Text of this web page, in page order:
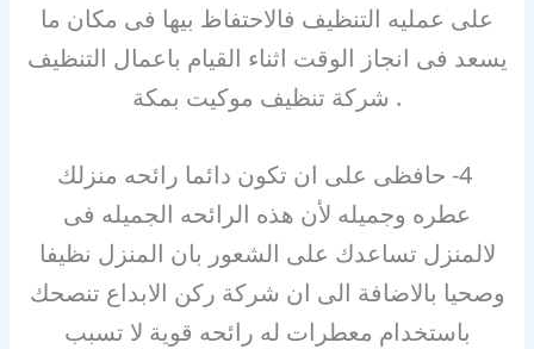
على عمليه التنظيف فالاحتفاظ بيها فى مكان ما
يسعد فى انجاز الوقت اثناء القيام باعمال التنظيف
. شركة تنظيف موكيت بمكة
4- حافظى على ان تكون دائما رائحه منزلك
عطره وجميله لأن هذه الرائحه الجميله فى
لالمنزل تساعدك على الشعور بان المنزل نظيفا
وصحيا بالاضافة الى ان شركة ركن الابداع تنصحك
باستخدام معطرات له رائحه قوية لا تسبب